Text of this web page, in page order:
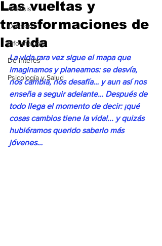
Análisis
Opinión
Información
De interés
Psicología y Salud
Las vueltas y
transformaciones de
la vida
La vida rara vez sigue el mapa que
imaginamos y planeamos: se desvía,
nos cambia, nos desafía… y aun así nos
enseña a seguir adelante… Después de
todo llega el momento de decir: ¡qué
cosas cambios tiene la vida!... y quizás
hubiéramos querido saberlo más
jóvenes…